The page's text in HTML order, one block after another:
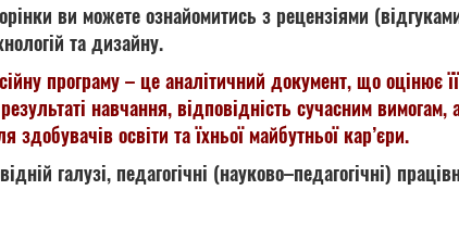
ви можете ознайомитись з рецензіями
та дизайну.
програму – це аналітичний документ, що оцінює
навчання, відповідність сучасним
освіти та їхньої майбутньої кар’єри.
галузі, педагогічні (науково–педагогічні)